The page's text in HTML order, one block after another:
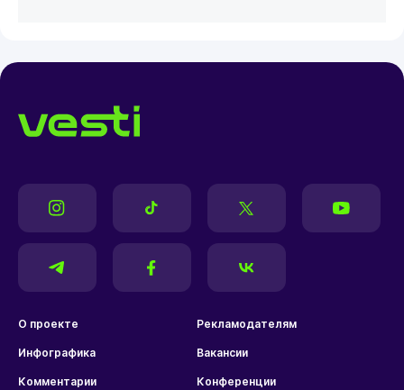
О проекте Рекламодателям
Инфографика Вакансии
Комментарии Конференции